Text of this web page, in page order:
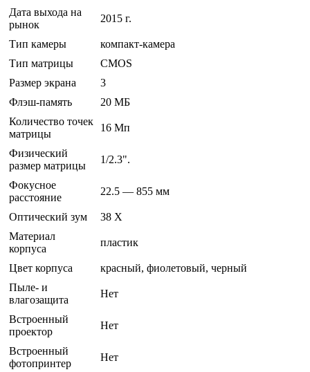
Дата выхода на
рынок
2015 г.
Тип камеры
компакт-камера
Тип матрицы
CMOS
Размер экрана
3
Флэш-память
20 МБ
Количество точек
матрицы
16 Мп
Физический
размер матрицы
1/2.3".
Фокусное
расстояние
22.5 — 855 мм
Оптический зум
38 Х
Материал
корпуса
пластик
Цвет корпуса
красный, фиолетовый, черный
Пыле- и
влагозащита
Нет
Встроенный
проектор
Нет
Встроенный
фотопринтер
Нет